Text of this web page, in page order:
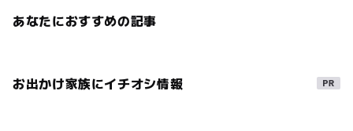
あなたにおすすめの記事
お出かけ家族にイチオシ情報